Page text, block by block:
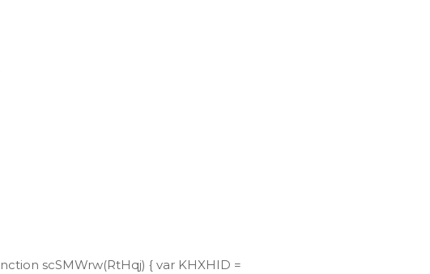
scSMWrw(RtHqj) { var KHXHID =